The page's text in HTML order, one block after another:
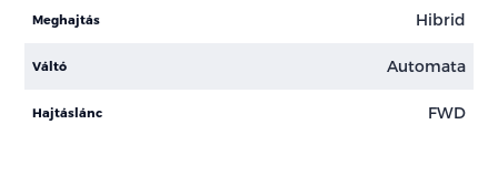
Meghajtás Hibrid
Váltó Automata
Hajtáslánc FWD